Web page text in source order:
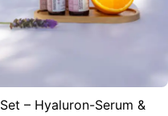
Set – Hyaluron-Serum &